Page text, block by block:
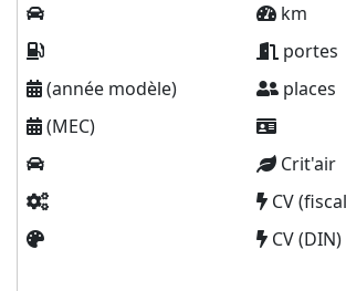
(année modèle)
(MEC)
km
portes
places
Crit'air
CV
CV (DIN)